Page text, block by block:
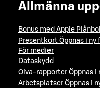
Allmänna
Bonus med Apple
Presentkort Öppnas i ny
För medier
Dataskydd
Oiva-rapporter Öppnas i
Arbetsplatser Öppnas i